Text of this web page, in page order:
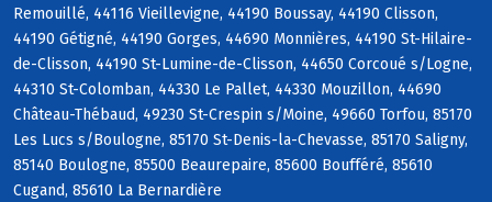
Remouillé, 44116 Vieillevigne, 44190 Boussay, 44190 Clisson,
44190 Gétigné, 44190 Gorges, 44690 Monnières, 44190 St-Hilaire-
de-Clisson, 44190 St-Lumine-de-Clisson, 44650 Corcoué s/Logne,
44310 St-Colomban, 44330 Le Pallet, 44330 Mouzillon, 44690
Château-Thébaud, 49230 St-Crespin s/Moine, 49660 Torfou, 85170
Les Lucs s/Boulogne, 85170 St-Denis-la-Chevasse, 85170 Saligny,
85140 Boulogne, 85500 Beaurepaire, 85600 Boufféré, 85610
Cugand, 85610 La Bernardière